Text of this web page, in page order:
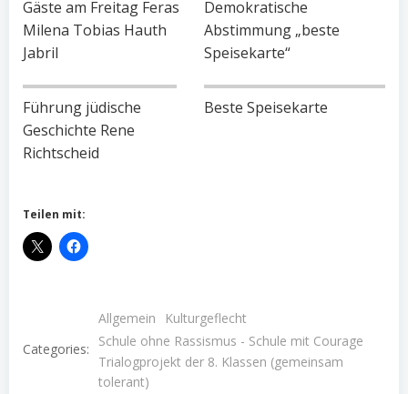
Gäste am Freitag Feras
Milena Tobias Hauth
Jabril
Demokratische
Abstimmung „beste
Speisekarte“
Führung jüdische
Geschichte Rene
Richtscheid
Beste Speisekarte
Teilen mit:
Categories:
Allgemein
Kulturgeflecht
Schule ohne Rassismus - Schule mit Courage
Trialogprojekt der 8. Klassen (gemeinsam
tolerant)